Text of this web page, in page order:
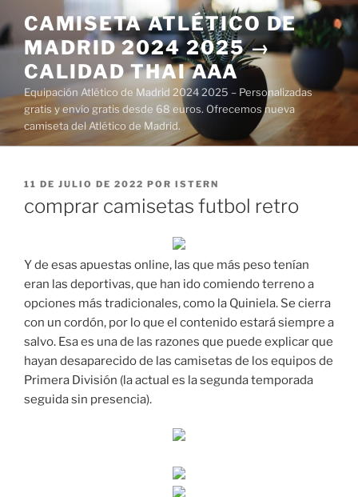
al
contenido
CAMISETA ATLÉTICO DE
MADRID 2024 2025 →
CALIDAD THAI AAA
Equipación Atlético de Madrid 2024 2025 – Personalizadas
gratis y envío gratis desde 68 euros. Ofrecemos nueva
camiseta del Atlético de Madrid.
PUBLICADO
11 DE JULIO DE 2022 POR ISTERN
comprar camisetas futbol retro
Y de esas apuestas online, las que más peso tenían
eran las deportivas, que han ido comiendo terreno a
opciones más tradicionales, como la Quiniela. Se cierra
con un cordón, por lo que el contenido estará siempre a
salvo. Esa es una de las razones que puede explicar que
hayan desaparecido de las camisetas de los equipos de
Primera División (la actual es la segunda temporada
seguida sin presencia).